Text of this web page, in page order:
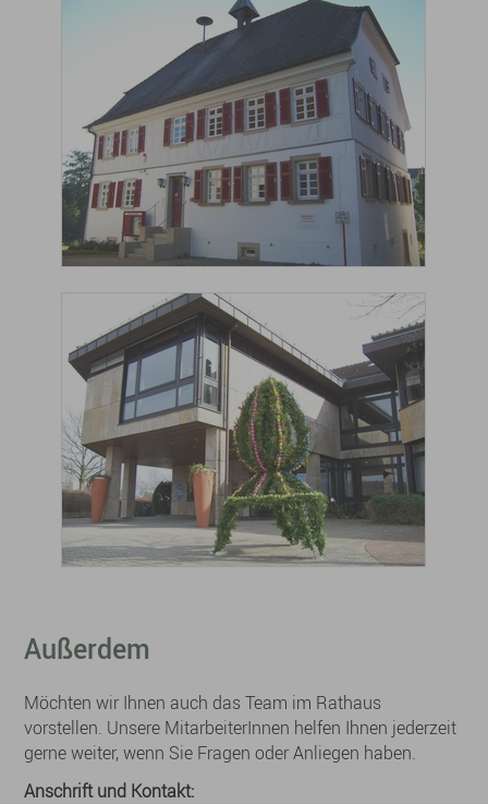
Außerdem
Möchten wir Ihnen auch das Team im Rathaus
vorstellen. Unsere MitarbeiterInnen helfen Ihnen jederzeit
gerne weiter, wenn Sie Fragen oder Anliegen haben.
Anschrift und Kontakt: